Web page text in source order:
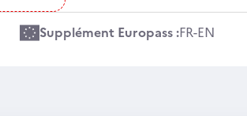
Supplément Europass :FR-EN